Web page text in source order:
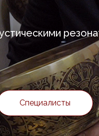
Специалисты